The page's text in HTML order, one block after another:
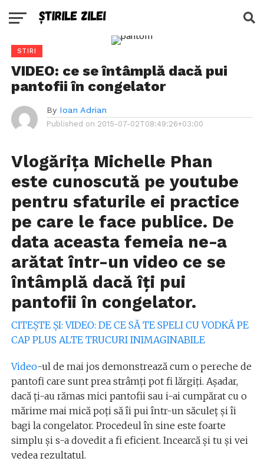
STIRI
VIDEO: ce se întâmplă dacă pui
pantofii în congelator
By Ioan Adrian
Published on 2015-07-02T08:49:26+03:00
Vlogărița Michelle Phan
este cunoscută pe youtube
pentru sfaturile ei practice
pe care le face publice. De
data aceasta femeia ne-a
arătat într-un video ce se
întâmplă dacă îți pui
pantofii în congelator.
CITEȘTE ȘI: VIDEO: DE CE SĂ TE SPELI CU VODKĂ PE
CAP PLUS ALTE TRUCURI INIMAGINABILE
Video-ul de mai jos demonstrează cum o pereche de
pantofi care sunt prea strâmți pot fi lărgiți. Așadar,
dacă ți-au rămas mici pantofii sau i-ai cumpărat cu o
mărime mai mică poți să îi pui într-un săculeț și îi
bagi la congelator. Procedeul în sine este foarte
simplu și s-a dovedit a fi eficient. Incearcă și tu și vei
vedea rezultatul.